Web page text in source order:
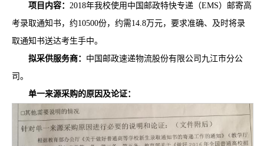
项目内容： 2018年我校使用中国邮政特快专递（EMS）邮寄高
考录取通知书，约10500份，约需14.8万元，要求准确、及时将录
取通知书送达考生手中。
拟采供服务商： 中国邮政速递物流股份有限公司九江市分公
司。
单一来源采购的原因及论证：